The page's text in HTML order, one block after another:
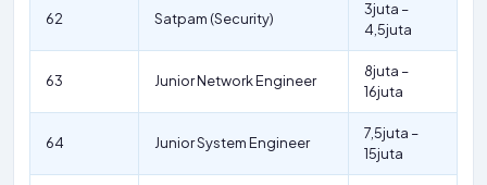
62 Satpam (Security)
3juta –
4,5juta
63 Junior Network Engineer
8juta –
16juta
64 Junior System Engineer
7,5juta –
15juta